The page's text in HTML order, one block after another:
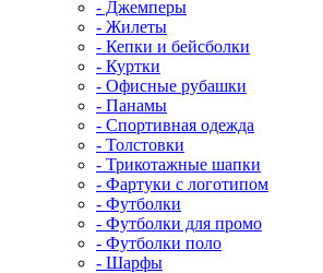
- Джемперы
- Жилеты
- Кепки и бейсболки
- Куртки
- Офисные рубашки
- Панамы
- Спортивная одежда
- Толстовки
- Трикотажные шапки
- Фартуки с логотипом
- Футболки
- Футболки для промо
- Футболки поло
- Шарфы